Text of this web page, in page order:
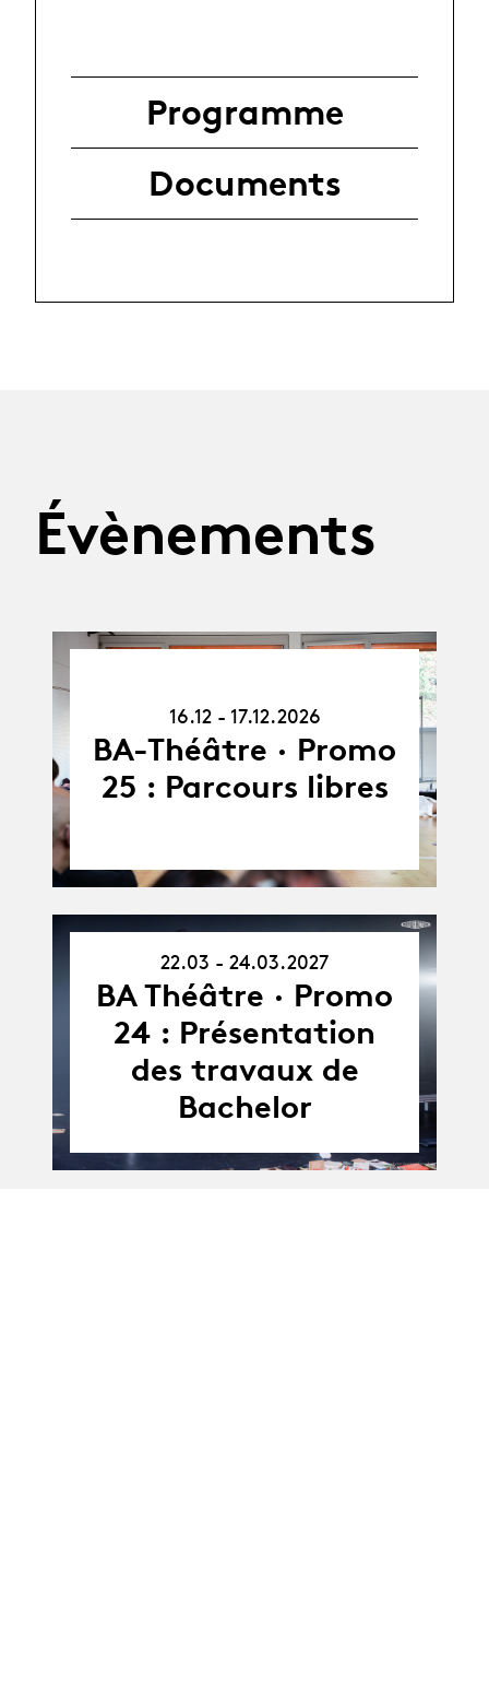
Programme
Documents
Évènements
16.12 - 17.12.2026
BA-Théâtre · Promo
25 : Parcours libres
22.03.27
-
24.03.27
22.03 - 24.03.2027
BA Théâtre · Promo
24 : Présentation
des travaux de
Bachelor